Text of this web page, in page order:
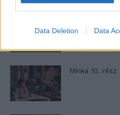
Data Deletion Data
Minka 10. rész